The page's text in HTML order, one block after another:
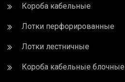
Короба кабельные
Лотки перфорированные
Лотки лестничные
Короба кабельные